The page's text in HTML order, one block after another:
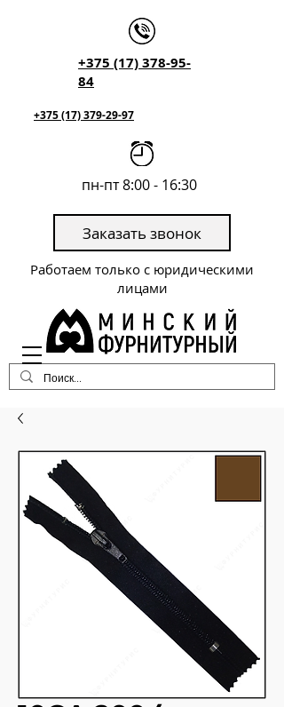
+375 (17) 378-95-
84
Заказать звонок
пн-пт 8:00 - 16:30
Работаем только с юридическими
лицами
+375 (17) 379-29-97